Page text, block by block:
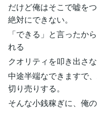
だけど俺はそこで嘘を
絶対にできない。
「できる」と言ったか
れる
クオリティを叩き出さ
中途半端なできますで
切り売りする。
そんな小銭稼ぎに、俺の